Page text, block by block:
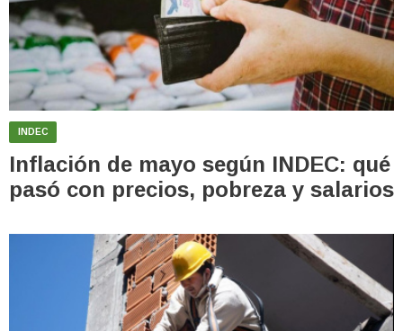
INDEC
Inflación de mayo según INDEC: qué
pasó con precios, pobreza y salarios